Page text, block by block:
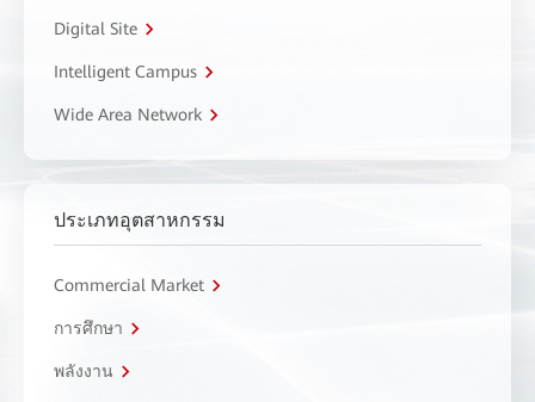
Digital Site
Intelligent Campus
Wide Area Network
ประเภทอุตสาหกรรม
Commercial Market
การศึกษา
พลังงาน